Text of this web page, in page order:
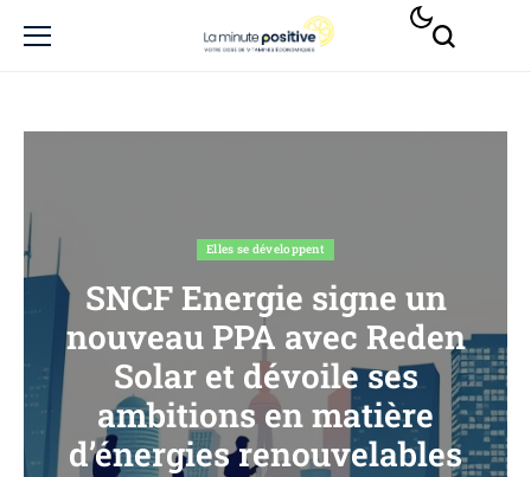
Elles se développent
SNCF Energie signe un
nouveau PPA avec Reden
Solar et dévoile ses
ambitions en matière
d’énergies renouvelables